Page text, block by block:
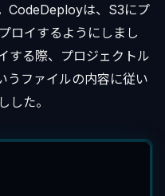
CodeDeployは、S3にプ
ロイするようにしまし
する際、プロジェクトル
うファイルの内容に従い
した。